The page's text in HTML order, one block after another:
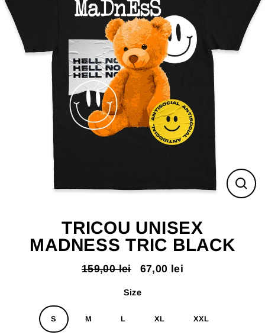
TRICOU UNISEX
MADNESS TRIC BLACK
Pret
159,00 leiPret67,00 lei
Size
S M L XL XXL